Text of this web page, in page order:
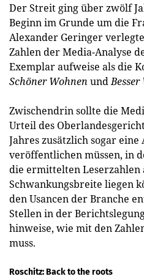
Der Streit ging über zwölf
Beginn im Grunde um die
Alexander Geringer
Zahlen der Media-Analyse
Exemplar aufweise als die
Schöner Wohnen undBesser
Zwischendrin sollte die
Urteil des
Jahres zusätzlich sogar
veröffentlichen müssen, in
die ermittelten
Schwankungsbreite liegen
den Usancen der Branche
Stellen in der
hinweise, wie mit den
muss.
Roschitz: Back to the roots